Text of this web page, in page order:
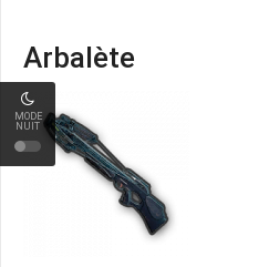
MODE
NUIT
Arbalète